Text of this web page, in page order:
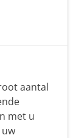
aantal
met u